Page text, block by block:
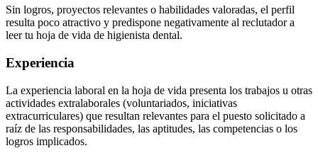
Sin logros, proyectos relevantes o habilidades valoradas, el perfil
resulta poco atractivo y predispone negativamente al reclutador a
leer tu hoja de vida de higienista dental.
Experiencia
La experiencia laboral en la hoja de vida presenta los trabajos u otras
actividades extralaborales (voluntariados, iniciativas
extracurriculares) que resultan relevantes para el puesto solicitado a
raíz de las responsabilidades, las aptitudes, las competencias o los
logros implicados.